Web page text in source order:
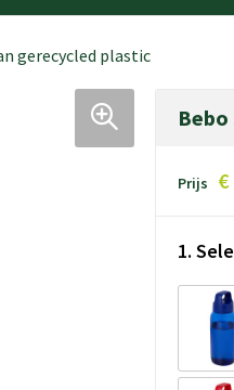
gerecycled plastic
Prijs
1.